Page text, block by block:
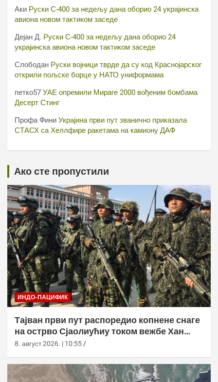
Аки Руски С-400 за недељу дана оборио 24 украјинска
авиона новом тактиком заседе
Дејан Д. Руски С-400 за недељу дана оборио 24
украјинска авиона новом тактиком заседе
Слободан Руски војници тврде да су код Краснојарског
открили пољске борце у НАТО униформама
петко57 УАЕ опремили Мираге 2000 вођеним бомбама
Десерт Стинг
Профа Фини Украјина први пут званично приказала
СТАСХ са Хеллфире ракетама на камиону ДАФ
Ако сте пропустили
ИНДО-ПАЦИФИК
Тајван први пут распоредио копнене снаге
на острво Сјаолиућиу током вежбе Хан
Куанг 42
8. август 2026. | 10:55